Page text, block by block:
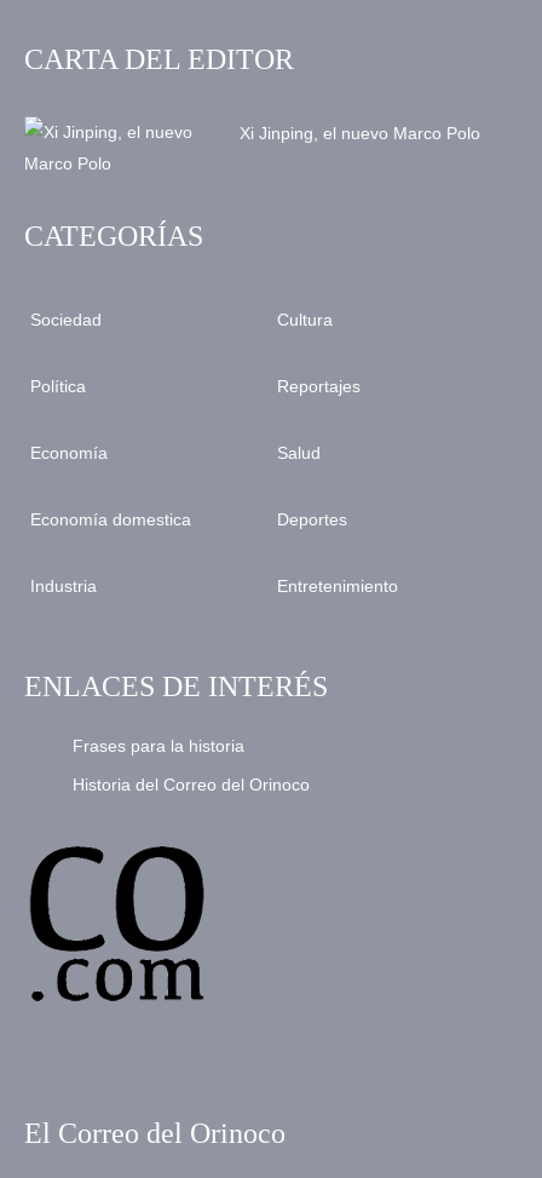
CARTA DEL EDITOR
Xi Jinping, el nuevo Marco Polo
CATEGORÍAS
Sociedad
Política
Economía
Economía domestica
Industria
Cultura
Reportajes
Salud
Deportes
Entretenimiento
ENLACES DE INTERÉS
Frases para la historia
Historia del Correo del Orinoco
El Correo del Orinoco